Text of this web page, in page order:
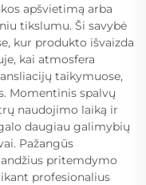
apšvietimą arba
tikslumu. Ši savybė
kur produkto išvaizda
kai atmosfera
taikymuose,
Momentinis spalvų
naudojimo laiką ir
daugiau galimybių
Pažangūs
pritemdymo
profesionalius